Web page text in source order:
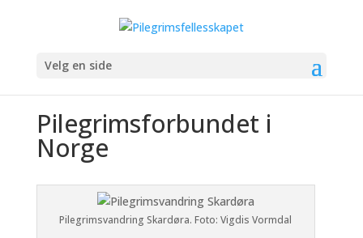
Velg en side
Pilegrimsforbundet i
Norge
Pilegrimsvandring Skardøra. Foto: Vigdis Vormdal